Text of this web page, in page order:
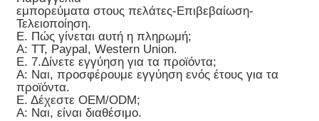
εμπορεύματα στους πελάτες-Επιβεβαίωση-
Τελειοποίηση.
Ε. Πώς γίνεται αυτή η πληρωμή;
Α: TT, Paypal, Western Union.
Ε. 7.Δίνετε εγγύηση για τα προϊόντα;
Α: Ναι, προσφέρουμε εγγύηση ενός έτους για τα
προϊόντα.
Ε. Δέχεστε OEM/ODM;
Α: Ναι, είναι διαθέσιμο.